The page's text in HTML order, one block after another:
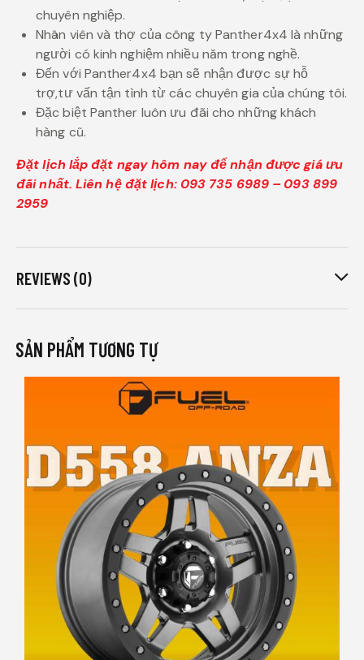
chuyên nghiệp.
Nhân viên và thợ của công ty Panther4x4 là những
người có kinh nghiệm nhiều năm trong nghề.
Đến với Panther4x4 bạn sẽ nhận được sự hỗ
trợ,tư vấn tận tình từ các chuyên gia của chúng tôi.
Đặc biệt Panther luôn ưu đãi cho những khách
hàng cũ.
Đặt lịch lắp đặt ngay hôm nay để nhận được giá ưu
đãi nhất. Liên hệ đặt lịch: 093 735 6989 – 093 899
2959
REVIEWS (0)
SẢN PHẨM TƯƠNG TỰ